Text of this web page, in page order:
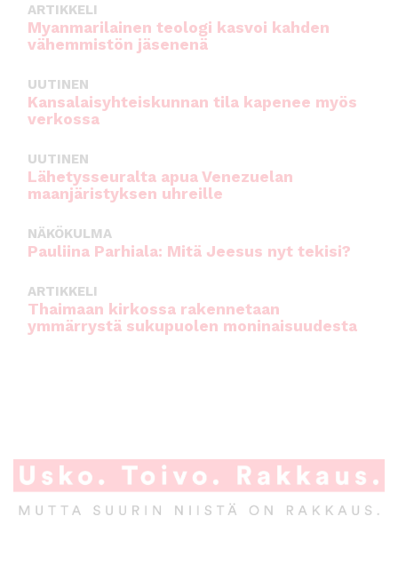
ARTIKKELI
Myanmarilainen teologi kasvoi kahden
vähemmistön jäsenenä
UUTINEN
Kansalaisyhteiskunnan tila kapenee myös
verkossa
UUTINEN
Lähetysseuralta apua Venezuelan
maanjäristyksen uhreille
NÄKÖKULMA
Pauliina Parhiala: Mitä Jeesus nyt tekisi?
ARTIKKELI
Thaimaan kirkossa rakennetaan
ymmärrystä sukupuolen moninaisuudesta